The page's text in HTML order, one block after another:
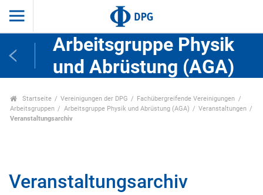
Arbeitsgruppe Physik
und Abrüstung (AGA)
Startseite Vereinigungen der DPG
Fachübergreifende Vereinigungen
Arbeitsgruppen
Arbeitsgruppe Physik und Abrüstung (AGA)
Veranstaltungen
Veranstaltungsarchiv
Veranstaltungsarchiv